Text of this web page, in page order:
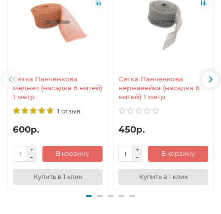
Сетка Панченкова
медная (насадка 6 нитей)
1 метр
1 отзыв
600р.
В корзину
Купить в 1 клик
Сетка Панченкова
нержавейка (насадка 6
нитей) 1 метр
450р.
В корзину
Купить в 1 клик